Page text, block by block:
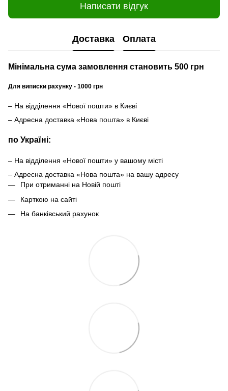
Написати відгук
Доставка Оплата
Мінімальна сума замовлення становить 500 грн
Для виписки рахунку - 1000 грн
– На відділення «Нової пошти» в Києві
– Адресна доставка «Нова пошта» в Києві
по Україні:
– На відділення «Нової пошти» у вашому місті
– Адресна доставка «Нова пошта» на вашу адресу
При отриманні на Новій пошті
Карткою на сайті
На банківський рахунок